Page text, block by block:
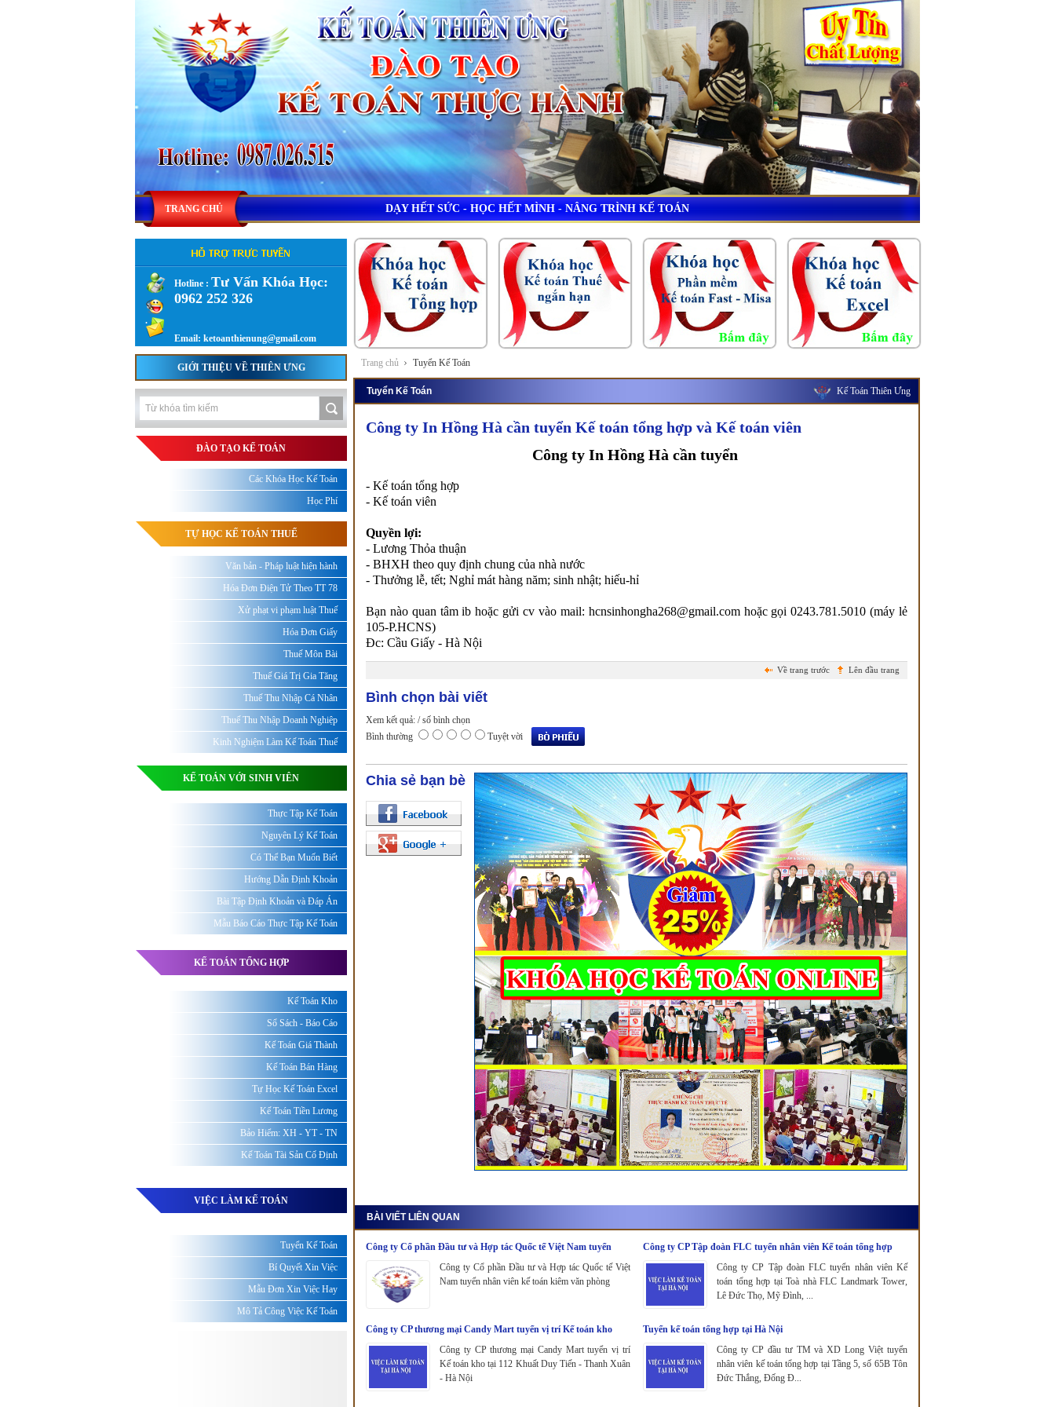
DẠY HẾT SỨC - HỌC HẾT MÌNH - NÂNG TRÌNH KẾ TOÁN
TRANG CHỦ
Trang chủ Tuyển Kế Toán
Tuyển Kế Toán Kế Toán Thiên Ưng
Công ty In Hồng Hà cần tuyển Kế toán tổng hợp và Kế toán viên
Công ty In Hồng Hà cần tuyển
- Kế toán tổng hợp
- Kế toán viên
Quyền lợi:
- Lương Thỏa thuận
- BHXH theo quy định chung của nhà nước
- Thưởng lễ, tết; Nghỉ mát hàng năm; sinh nhật; hiếu-hỉ
Bạn nào quan tâm ib hoặc gửi cv vào mail: hcnsinhongha268@gmail.com hoặc gọi 0243.781.5010 (máy lẻ
105-P.HCNS)
Đc: Cầu Giấy - Hà Nội
Lên đầu trang
Về trang trước
Bình chọn bài viết
Xem kết quả: / số bình chọn
Bình thường
Tuyệt vời
Chia sẻ bạn bè
BÀI VIẾT LIÊN QUAN
Công ty Cổ phần Đầu tư và Hợp tác Quốc tế Việt Nam tuyển
Công ty Cổ phần Đầu tư và Hợp tác Quốc tế Việt
Nam tuyển nhân viên kế toán kiêm văn phòng
Công ty CP Tập đoàn FLC tuyển nhân viên Kế toán tổng hợp
Công ty CP Tập đoàn FLC tuyển nhân viên Kế
toán tổng hợp tại Toà nhà FLC Landmark Tower,
Lê Đức Thọ, Mỹ Đình, ...
Công ty CP thương mại Candy Mart tuyển vị trí Kế toán kho
Công ty CP thương mại Candy Mart tuyển vị trí
Kế toán kho tại 112 Khuất Duy Tiến - Thanh Xuân
- Hà Nội
Tuyển kế toán tổng hợp tại Hà Nội
Công ty CP đầu tư TM và XD Long Việt tuyển
nhân viên kế toán tổng hợp tại Tầng 5, số 65B Tôn
Đức Thắng, Đống Đ...
Hotline : Tư Vấn Khóa Học:
0962 252 326
.
Email: ketoanthienung@gmail.com
GIỚI THIỆU VỀ THIÊN ƯNG
ĐÀO TẠO KẾ TOÁN
Các Khóa Học Kế Toán
Học Phí
TỰ HỌC KẾ TOÁN THUẾ
Văn bản - Pháp luật hiện hành
Hóa Đơn Điện Tử Theo TT 78
Xử phạt vi phạm luật Thuế
Hóa Đơn Giấy
Thuế Môn Bài
Thuế Giá Trị Gia Tăng
Thuế Thu Nhập Cá Nhân
Thuế Thu Nhập Doanh Nghiệp
Kinh Nghiệm Làm Kế Toán Thuế
KẾ TOÁN VỚI SINH VIÊN
Thực Tập Kế Toán
Nguyên Lý Kế Toán
Có Thể Bạn Muốn Biết
Hướng Dẫn Định Khoản
Bài Tập Định Khoản và Đáp Án
Mẫu Báo Cáo Thực Tập Kế Toán
KẾ TOÁN TỔNG HỢP
Kế Toán Kho
Sổ Sách - Báo Cáo
Kế Toán Giá Thành
Kế Toán Bán Hàng
Tự Học Kế Toán Excel
Kế Toán Tiền Lương
Bảo Hiểm: XH - YT - TN
Kế Toán Tài Sản Cố Định
VIỆC LÀM KẾ TOÁN
Tuyển Kế Toán
Bí Quyết Xin Việc
Mẫu Đơn Xin Việc Hay
Mô Tả Công Việc Kế Toán